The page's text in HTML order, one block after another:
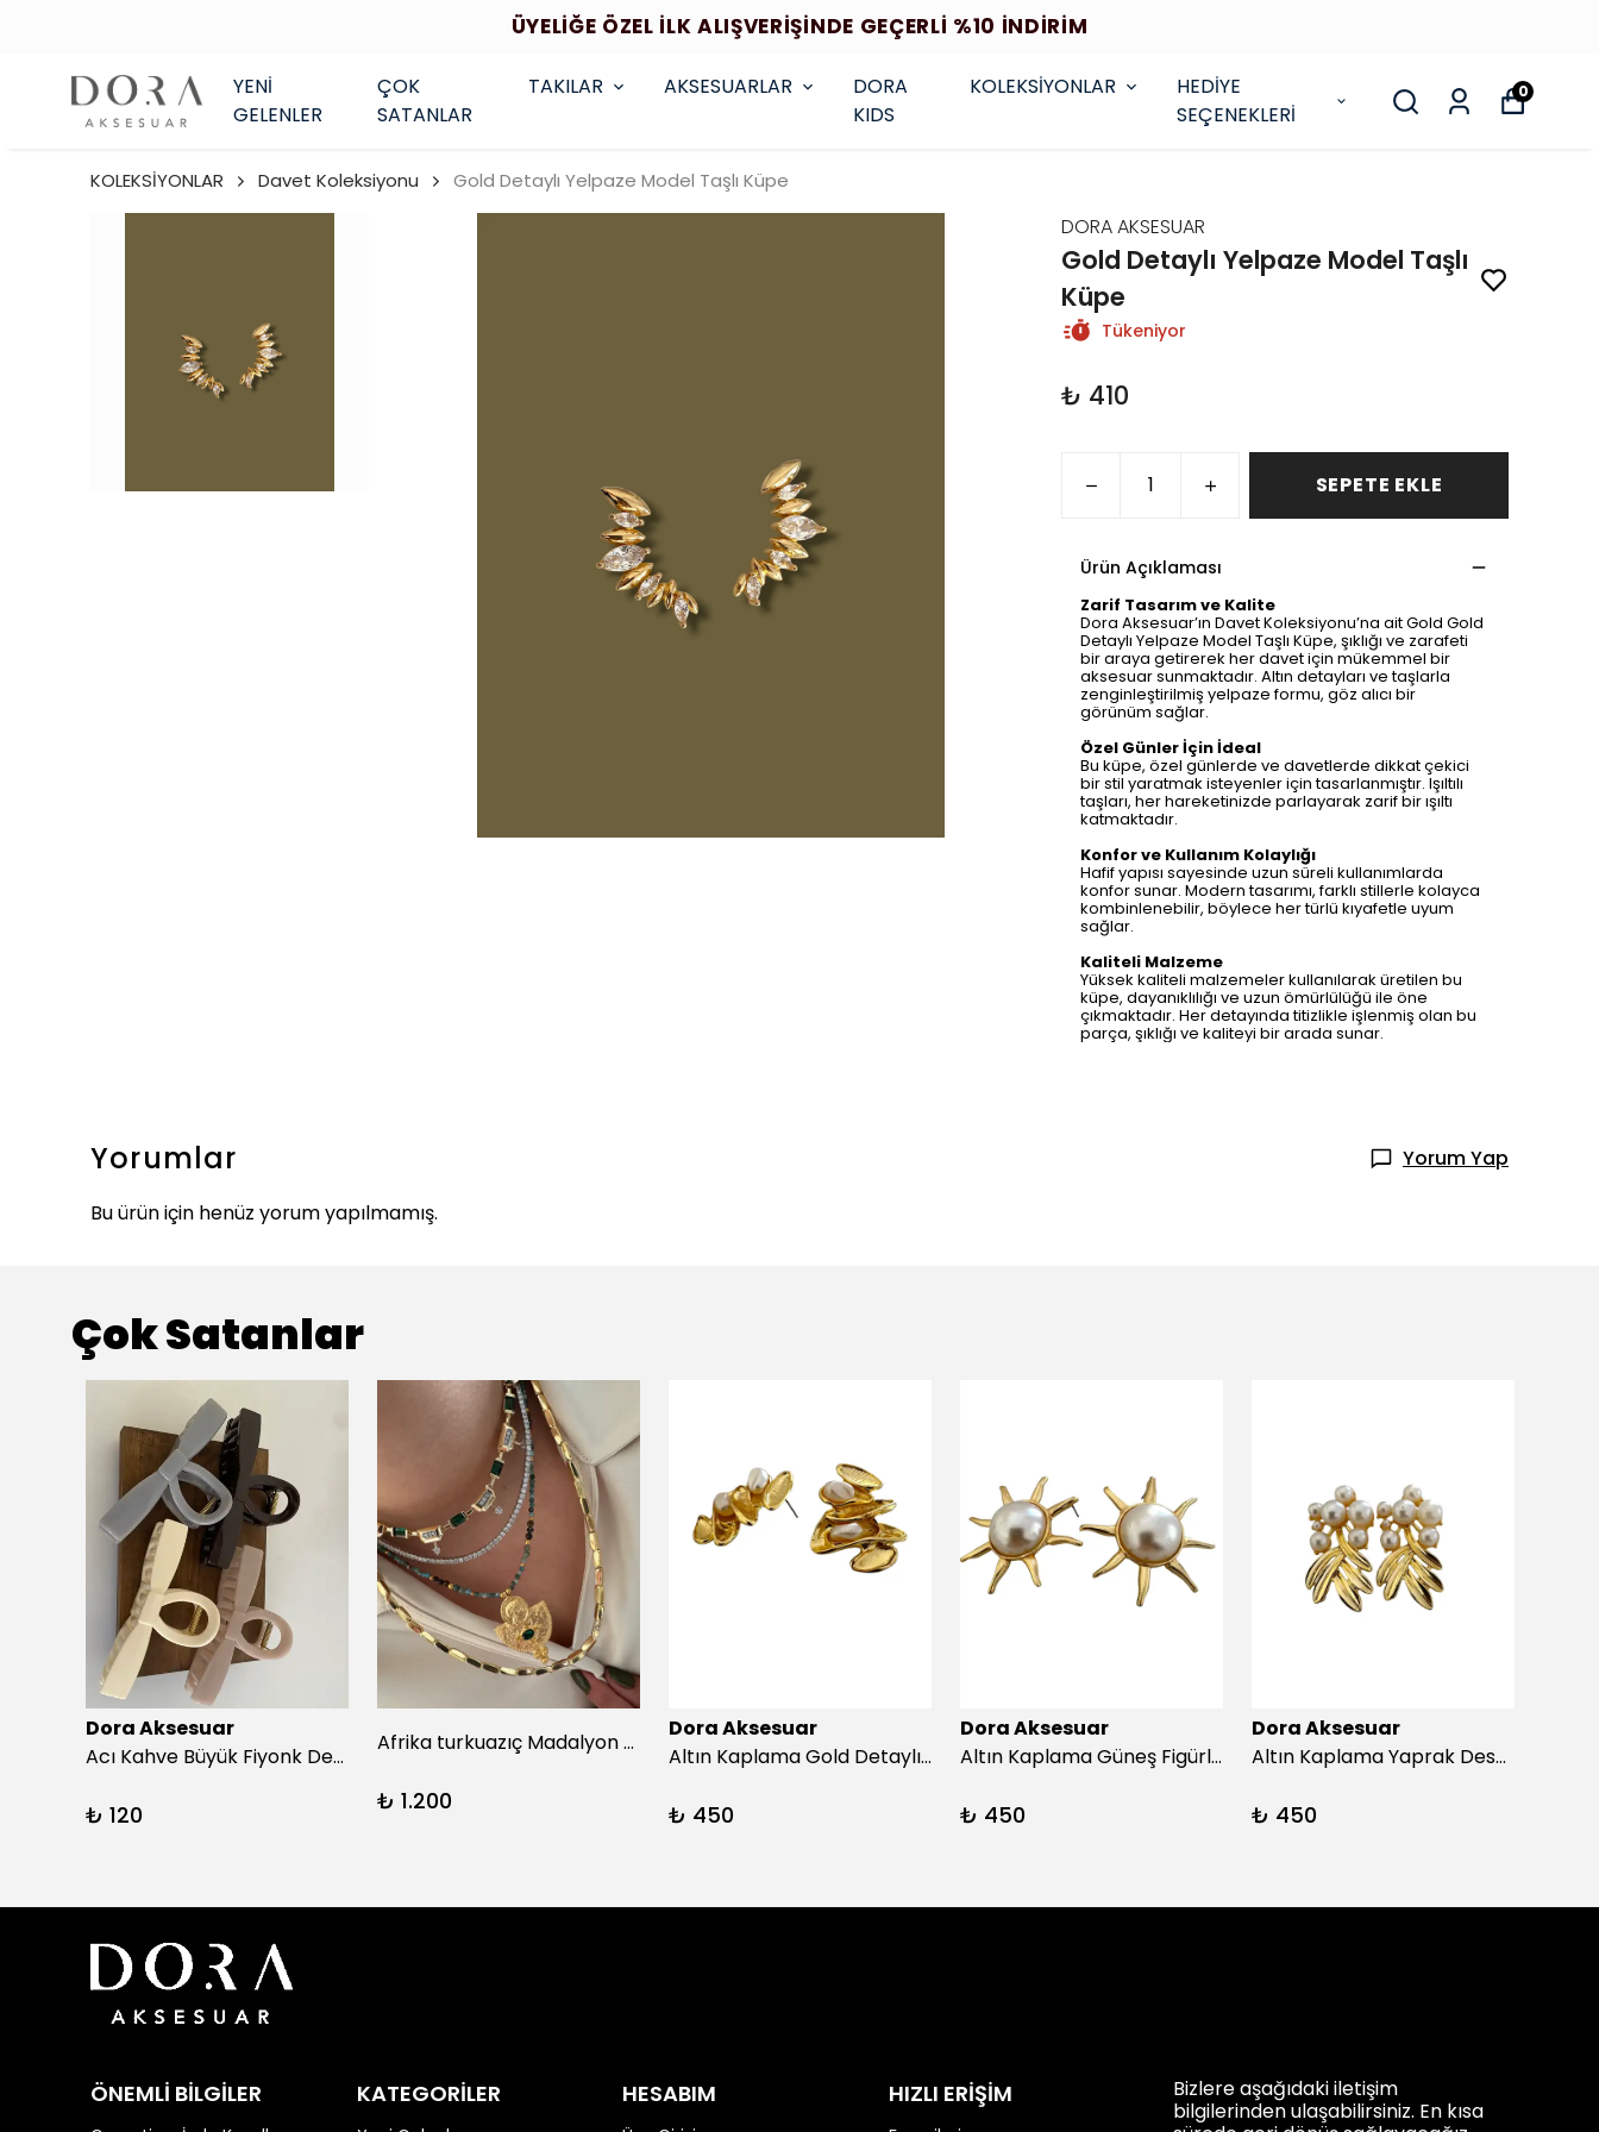
ÜYELİĞE ÖZEL İLK ALIŞVERİŞİNDE GEÇERLİ %10 İNDİRİM
YENİ
GELENLER
ÇOK
SATANLAR
TAKILAR AKSESUARLAR
DORA
KIDS
KOLEKSİYONLAR
HEDİYE
SEÇENEKLERİ
0
KOLEKSİYONLAR Davet Koleksiyonu Gold Detaylı Yelpaze Model Taşlı Küpe
DORA AKSESUAR
Gold Detaylı Yelpaze Model Taşlı
Küpe
Tükeniyor
₺ 410
SEPETE EKLE
Ürün Açıklaması
Zarif Tasarım ve Kalite
Dora Aksesuar’ın Davet Koleksiyonu’na ait Gold Gold
Detaylı Yelpaze Model Taşlı Küpe, şıklığı ve zarafeti
bir araya getirerek her davet için mükemmel bir
aksesuar sunmaktadır. Altın detayları ve taşlarla
zenginleştirilmiş yelpaze formu, göz alıcı bir
görünüm sağlar.
Özel Günler İçin İdeal
Bu küpe, özel günlerde ve davetlerde dikkat çekici
bir stil yaratmak isteyenler için tasarlanmıştır. Işıltılı
taşları, her hareketinizde parlayarak zarif bir ışıltı
katmaktadır.
Konfor ve Kullanım Kolaylığı
Hafif yapısı sayesinde uzun süreli kullanımlarda
konfor sunar. Modern tasarımı, farklı stillerle kolayca
kombinlenebilir, böylece her türlü kıyafetle uyum
sağlar.
Kaliteli Malzeme
Yüksek kaliteli malzemeler kullanılarak üretilen bu
küpe, dayanıklılığı ve uzun ömürlülüğü ile öne
çıkmaktadır. Her detayında titizlikle işlenmiş olan bu
parça, şıklığı ve kaliteyi bir arada sunar.
Yorumlar
Yorum Yap
Bu ürün için henüz yorum yapılmamış.
Çok Satanlar
Dora Aksesuar
Acı Kahve Büyük Fiyonk Detay Kıskaç Toka
₺ 120
Afrika turkuazıç Madalyon Kolye
₺ 1.200
Dora Aksesuar
Altın Kaplama Gold Detaylı İnci Küpe
₺ 450
Dora Aksesuar
Altın Kaplama Güneş Figürlü İnci Küpe
₺ 450
Dora Aksesuar
Altın Kaplama Yaprak Desen İnci Küpe
₺ 450
ÖNEMLİ BİLGİLER KATEGORİLER HESABIM HIZLI ERİŞİM
Bizlere aşağıdaki iletişim
bilgilerinden ulaşabilirsiniz. En kısa